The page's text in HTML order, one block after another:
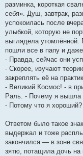
разминка, короткая
себя». Душ, завтрак,
успокоилась после
улыбкой, которую не
выглядела
пошли все в папу и
- Правда, сейчас они
- Скорее, изучают
закреплять её на
- Великий Космос! - в
Раль. - Почему я вышла
- Потому что я
Ответом было такое
выдержал и тоже
закончился — в зоне
зятю, потащила дочь на